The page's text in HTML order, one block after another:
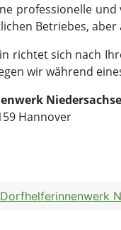
professionelle
Betriebes,
richtet sich nach
wir während
Hannover